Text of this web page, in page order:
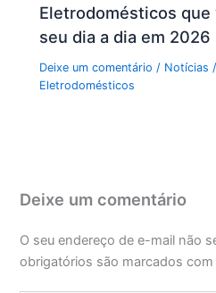
Eletrodomésticos
seu dia a dia em 2026
Deixe um comentário / Notícias
Eletrodomésticos
Deixe um comentário
O seu endereço de e-mail não
obrigatórios são marcados com